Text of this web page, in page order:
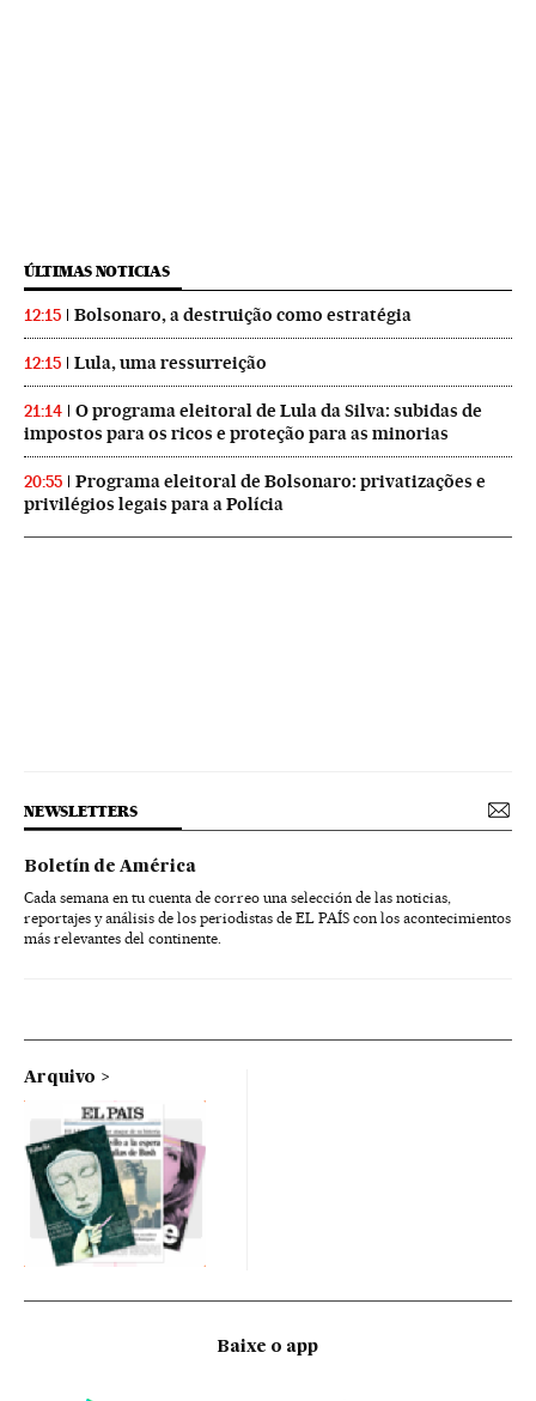
ÚLTIMAS NOTICIAS
12:15 Bolsonaro, a destruição como estratégia
12:15 Lula, uma ressurreição
21:14
O programa eleitoral de Lula da Silva: subidas de
impostos para os ricos e proteção para as minorias
20:55
Programa eleitoral de Bolsonaro: privatizações e
privilégios legais para a Polícia
NEWSLETTERS
Boletín de América
Cada semana en tu cuenta de correo una selección de las noticias,
reportajes y análisis de los periodistas de EL PAÍS con los acontecimientos
más relevantes del continente.
Arquivo
Baixe o app